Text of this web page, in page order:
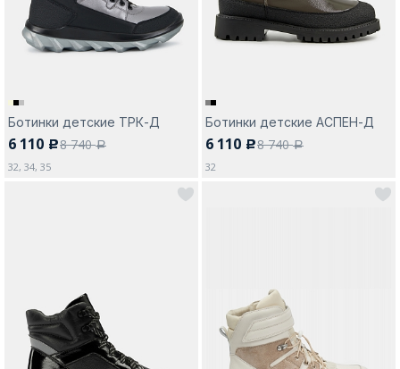
Ботинки детские ТРК-Д
6 110 c8 740a
32, 34, 35
Ботинки детские АСПЕН-Д
6 110 c8 740a
32